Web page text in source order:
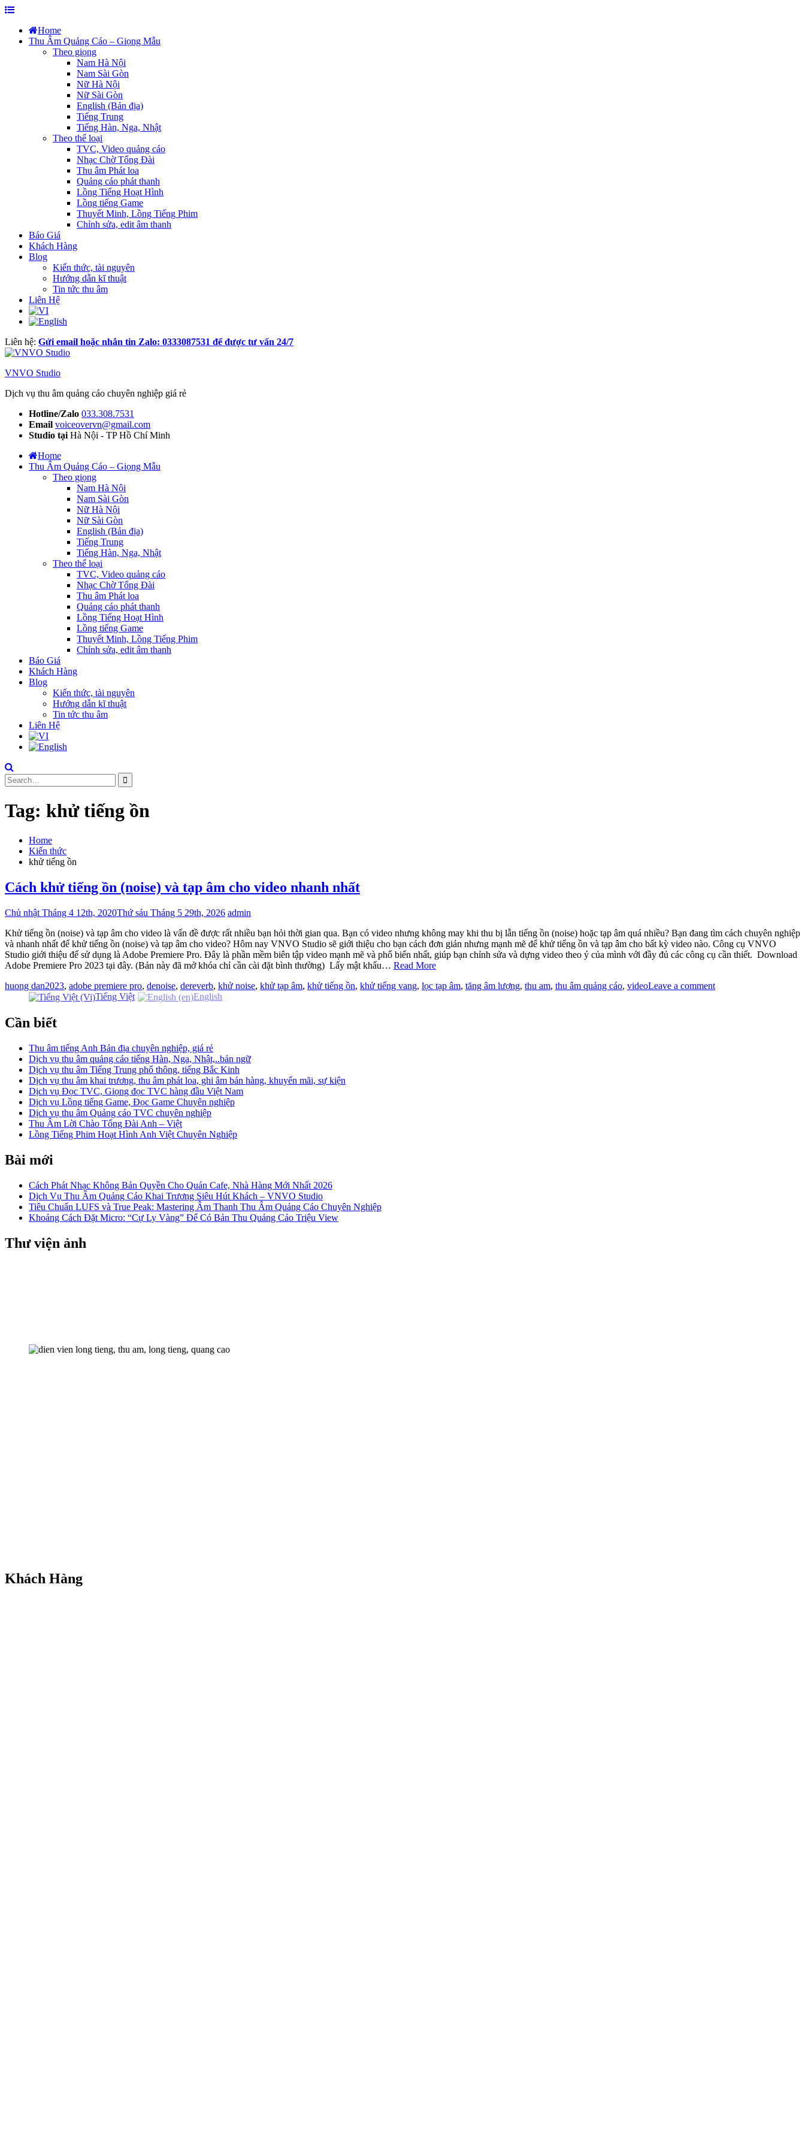
Skip
content Home
Thu Âm Quảng Cáo – Giọng Mẫu
Theo giọng
Nam Hà Nội
Nam Sài Gòn
Nữ Hà Nội
Nữ Sài Gòn
English (Bản địa)
Tiếng Trung
Tiếng Hàn, Nga, Nhật
Theo thể loại
TVC, Video quảng cáo
Nhạc Chờ Tổng Đài
Thu âm Phát loa
Quảng cáo phát thanh
Lồng Tiếng Hoạt Hình
Lồng tiếng Game
Thuyết Minh, Lồng Tiếng Phim
Chỉnh sửa, edit âm thanh
Báo Giá
Khách Hàng
Blog
Kiến thức, tài nguyên
Hướng dẫn kĩ thuật
Tin tức thu âm
Liên Hệ
Liên hệ: Gửi email hoặc nhắn tin Zalo: 0333087531 để được tư vấn 24/7
VNVO Studio
Dịch vụ thu âm quảng cáo chuyên nghiệp giá rẻ
Hotline/Zalo 033.308.7531
Email voiceovervn@gmail.com
Studio tại Hà Nội - TP Hồ Chí Minh
Home
Thu Âm Quảng Cáo – Giọng Mẫu
Theo giọng
Nam Hà Nội
Nam Sài Gòn
Nữ Hà Nội
Nữ Sài Gòn
English (Bản địa)
Tiếng Trung
Tiếng Hàn, Nga, Nhật
Theo thể loại
TVC, Video quảng cáo
Nhạc Chờ Tổng Đài
Thu âm Phát loa
Quảng cáo phát thanh
Lồng Tiếng Hoạt Hình
Lồng tiếng Game
Thuyết Minh, Lồng Tiếng Phim
Chỉnh sửa, edit âm thanh
Báo Giá
Khách Hàng
Blog
Kiến thức, tài nguyên
Hướng dẫn kĩ thuật
Tin tức thu âm
Liên Hệ
Search
for:
Tag: khử tiếng ồn
Home
Kiến thức
khử tiếng ồn
Cách khử tiếng ồn (noise) và tạp âm cho video nhanh nhất
Chủ nhật Tháng 4 12th, 2020Thứ sáu Tháng 5 29th, 2026 admin
Khử tiếng ồn (noise) và tạp âm cho video là vấn đề được rất nhiều bạn hỏi thời gian qua. Bạn có video nhưng không may khi thu bị lẫn tiếng ồn (noise) hoặc tạp âm quá nhiều? Bạn đang tìm cách chuyên nghiệp
và nhanh nhất để khử tiếng ồn (noise) và tạp âm cho video? Hôm nay VNVO Studio sẽ giới thiệu cho bạn cách đơn giản nhưng mạnh mẽ để khử tiếng ồn và tạp âm cho bất kỳ video nào. Công cụ VNVO
Studio giới thiệu để sử dụng là Adobe Premiere Pro. Đây là phần mềm biên tập video mạnh mẽ và phổ biến nhất, giúp bạn chỉnh sửa và dựng video theo ý của mình với đầy đủ các công cụ cần thiết. Download
Adobe Premiere Pro 2023 tại đây. (Bản này đã mở khóa chỉ cần cài đặt bình thường) Lấy mật khẩu… Read More
huong dan2023, adobe premiere pro, denoise, dereverb, khử noise, khử tạp âm, khử tiếng ồn, khử tiếng vang, lọc tạp âm, tăng âm lượng, thu am, thu âm quảng cáo, videoLeave a comment
Tiếng Việt
English
Cần biết
Thu âm tiếng Anh Bản địa chuyên nghiệp, giá rẻ
Dịch vụ thu âm quảng cáo tiếng Hàn, Nga, Nhật,..bản ngữ
Dịch vụ thu âm Tiếng Trung phổ thông, tiếng Bắc Kinh
Dịch vụ thu âm khai trương, thu âm phát loa, ghi âm bán hàng, khuyến mãi, sự kiện
Dịch vụ Đọc TVC, Giọng đọc TVC hàng đầu Việt Nam
Dịch vụ Lồng tiếng Game, Đọc Game Chuyên nghiệp
Dịch vụ thu âm Quảng cáo TVC chuyên nghiệp
Thu Âm Lời Chào Tổng Đài Anh – Việt
Lồng Tiếng Phim Hoạt Hình Anh Việt Chuyên Nghiệp
Bài mới
Cách Phát Nhạc Không Bản Quyền Cho Quán Cafe, Nhà Hàng Mới Nhất 2026
Dịch Vụ Thu Âm Quảng Cáo Khai Trương Siêu Hút Khách – VNVO Studio
Tiêu Chuẩn LUFS và True Peak: Mastering Âm Thanh Thu Âm Quảng Cáo Chuyên Nghiệp
Khoảng Cách Đặt Micro: “Cự Ly Vàng” Để Có Bản Thu Quảng Cáo Triệu View
Thư viện ảnh
Khách Hàng